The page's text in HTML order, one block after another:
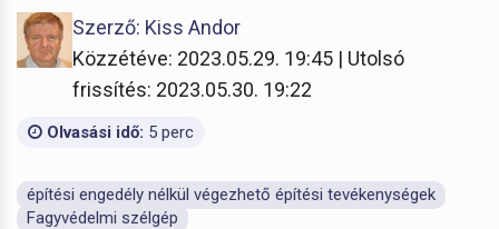
Szerző: Kiss Andor
Közzétéve: 2023.05.29. 19:45 | Utolsó
frissítés: 2023.05.30. 19:22
Olvasási idő: 5 perc
építési engedély nélkül végezhető építési tevékenységek
Fagyvédelmi szélgép